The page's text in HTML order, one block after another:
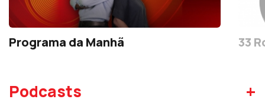
Programa da Manhã 33
Podcasts +